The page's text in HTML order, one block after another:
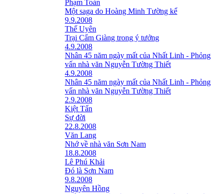
Phạm Toàn
Một saga do Hoàng Minh Tường kể
9.9.2008
Thế Uyên
Trại Cẩm Giàng trong ý tưởng
4.9.2008
Nhân 45 năm ngày mất của Nhất Linh - Phỏng
vấn nhà văn Nguyễn Tường Thiết
4.9.2008
Nhân 45 năm ngày mất của Nhất Linh - Phỏng
vấn nhà văn Nguyễn Tường Thiết
2.9.2008
Kiệt Tấn
Sự đời
22.8.2008
Văn Lang
Nhớ về nhà văn Sơn Nam
18.8.2008
Lê Phú Khải
Đó là Sơn Nam
9.8.2008
Nguyên Hồng